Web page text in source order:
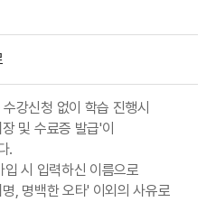
강신청 없이 학습 진행시
및 수료증 발급'이
.
입 시 입력하신 이름으로
, 명백한 오타' 이외의 사유로